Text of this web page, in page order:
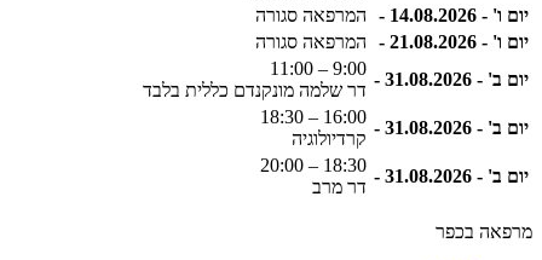
יום ו' - 14.08.2026 -
המרפאה סגורה
יום ו' - 21.08.2026 -
המרפאה סגורה
יום ב' - 31.08.2026 -
9:00 – 11:00
דר שלמה מונקנדם כללית בלבד
יום ב' - 31.08.2026 -
16:00 – 18:30
קרדיולוגיה
יום ב' - 31.08.2026 -
18:30 – 20:00
דר מרב
מרפאה בכפר